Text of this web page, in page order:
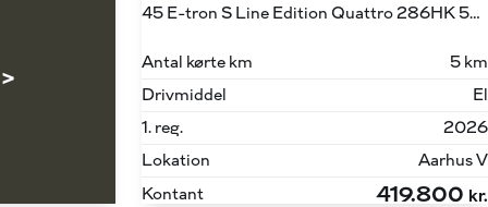
45 E-tron S Line Edition Quattro 286HK 5d Aut.
Antal kørte km
5 km
Drivmiddel
El
1. reg.
2026
Lokation
Aarhus V
Kontant
419.800 kr.